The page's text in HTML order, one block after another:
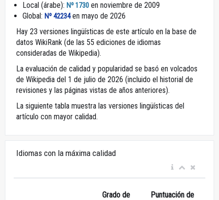
Local (árabe): Nº 1730 en noviembre de 2009
Global: Nº 42234en mayo de 2026
Hay 23 versiones lingüísticas de este artículo en la base de
datos WikiRank (de las 55 ediciones de idiomas
consideradas de Wikipedia).
La evaluación de calidad y popularidad se basó en volcados
de Wikipedia del 1 de julio de 2026 (incluido el historial de
revisiones y las páginas vistas de años anteriores).
La siguiente tabla muestra las versiones lingüísticas del
artículo con mayor calidad.
Idiomas con la máxima calidad
Grado de
Puntuación de